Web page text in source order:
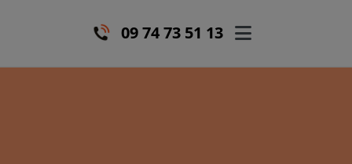
09 74 73 51 13